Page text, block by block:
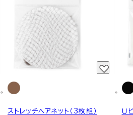
ストレッチヘアネット（3枚組）
Ｕ